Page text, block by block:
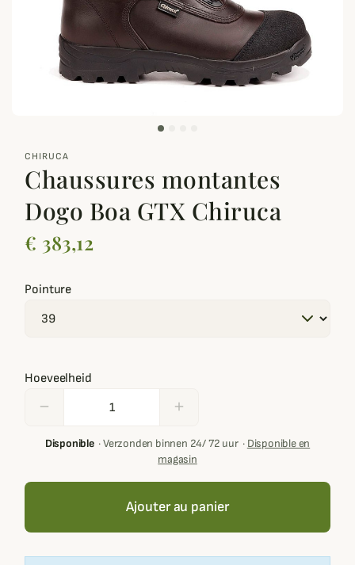
CHIRUCA
Chaussures montantes
Dogo Boa GTX Chiruca
€ 383,12
Pointure
Hoeveelheid
remove add
Disponible·Verzonden binnen 24/ 72 uur· Disponible en
magasin
Ajouter au panier